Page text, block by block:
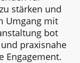
stärken und
Umgang mit
bot
praxisnahe
Engagement.